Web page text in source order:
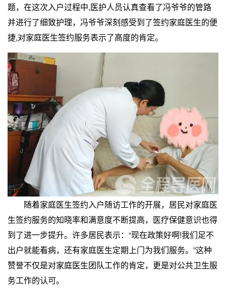
题，在这次入户过程中,医护人员认真查看了冯爷爷的管路
并进行了细致护理，冯爷爷深刻感受到了签约家庭医生的便
捷,对家庭医生签约服务表示了高度的肯定。
随着家庭医生签约入户随访工作的开展，居民对家庭医
生签约服务的知晓率和满意度不断提高，医疗保健意识也得
到了进一步提升。许多居民表示：“现在政策好啊!我们足不
出户就能看病，还有家庭医生定期上门为我们服务。”这种
赞誉不仅是对家庭医生团队工作的肯定，更是对公共卫生服
务工作的认可。